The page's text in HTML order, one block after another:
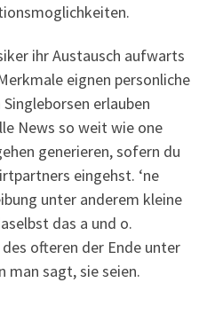
ihr Austausch aufwarts
eignen personliche
erlauben
News so weit wie one
generieren, sofern du
eingehst. ‘ne
unter anderem kleine
das a und o.
ofteren der Ende unter
man sagt, sie seien.